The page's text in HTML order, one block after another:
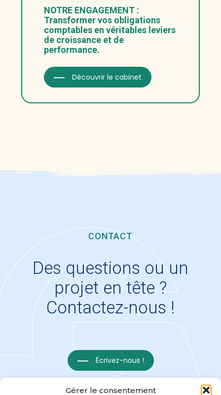
Gérer le consentement
NOTRE ENGAGEMENT :
Transformer vos obligations
comptables en véritables leviers
de croissance et de
performance.
Découvrir le cabinet
CONTACT
Des questions ou un
projet en tête ?
Contactez-nous !
Écrivez-nous !